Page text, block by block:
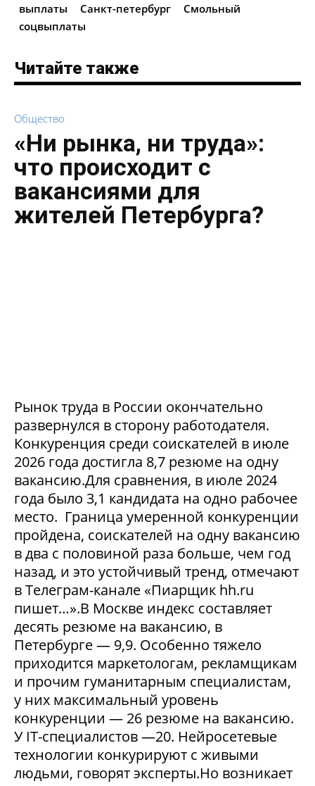
выплаты
Санкт-петербург
Смольный
соцвыплаты
Читайте также
Общество
«Ни рынка, ни труда»:
что происходит с
вакансиями для
жителей Петербурга?
Рынок труда в России окончательно
развернулся в сторону работодателя.
Конкуренция среди соискателей в июле
2026 года достигла 8,7 резюме на одну
вакансию.Для сравнения, в июле 2024
года было 3,1 кандидата на одно рабочее
место. Граница умеренной конкуренции
пройдена, соискателей на одну вакансию
в два с половиной раза больше, чем год
назад, и это устойчивый тренд, отмечают
в Телеграм-канале «Пиарщик hh.ru
пишет…».В Москве индекс составляет
десять резюме на вакансию, в
Петербурге — 9,9. Особенно тяжело
приходится маркетологам, рекламщикам
и прочим гуманитарным специалистам,
у них максимальный уровень
конкуренции — 26 резюме на вакансию.
У IT-специалистов —20. Нейросетевые
технологии конкурируют с живыми
людьми, говорят эксперты.Но возникает